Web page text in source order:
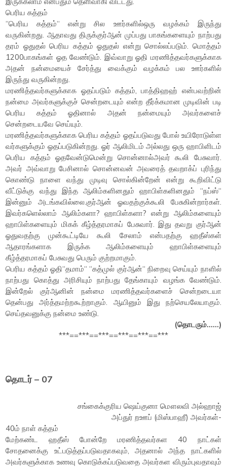
பெரிய கத்தம்
“பெரிய கத்தம்“ என்று சில ஊர்களில்ஒரு வழக்கம் இருந்து
வருகின்றது. ஆதாவது திருக்குர்ஆன் முப்பது பாகங்களையும் நாற்பது
தரம் ஓதுதல் பெரிய கத்தம் ஓதுதல் என்று சொல்லப்படும். மொத்தம்
1200பாகங்கள் ஓத வேண்டும். இவ்வாறு ஓதி மரணித்தவர்களுக்காக
அதன் நன்மையைச் சேர்த்து வைக்கும் வழக்கம் பல ஊர்களில்
இருந்து வருகின்றது.
மரணித்தவர்களுக்காக ஓதப்படும் கத்தம், பாத்திஹஹ் என்பவற்றின்
நன்மை அவர்களுக்குச் சென்றடையும் என்ற தீர்க்கமான முடிவின் படி
பெரிய கத்தம் ஓதினால் அதன் நன்மையும் அவர்களைச்
சென்றடையவே செய்யும்.
மரணித்தவர்களுக்காக பெரிய கத்தம் ஓதப்படுவது போல் உயிரோடுள்ள
வர்களுக்கும் ஓதப்படுகின்றது. ஓர் ஆலிமிடம் அல்லது ஒரு ஹாபிளிடம்
பெரிய கத்தம் ஓதவேன்டுமென்று சொன்னால்அவர் கூலி பேசுவார்.
அவர் அவ்வாறு பேசினால் சொன்னவன் அவரைத் தவறாக்ப் புரிந்து
கொண்டு நாளை வந்து முடிவு சொல்கின்றேன் என்று கூறிவிட்டு
வீட்டுக்கு வந்து இந்த ஆலிம்களினதும் ஹாபிள்களினதும் “நப்ஸ்“
இன்னும் அடங்கவில்லை.குர்ஆன் ஓவதற்குக்கூலி பேசுகின்றார்கள்.
இவர்களெல்லாம் ஆலிம்களா? ஹாபிள்களா? என்று ஆலிம்களையும்
ஹாபிள்களையும் மிகக் கீழ்த்தரமாகப் பேசுவார். இது தவறு குர்ஆன்
ஓதுவதற்கு முன்கூட்டியே கூலி சேலாம் என்பதற்கு ஹதீஸ்கள்
ஆதாரங்களாக இருக்க ஆலிம்களையும் ஹாபிள்களையும்
கீழ்த்தரமாகப் பேசுவது பெரும் குற்றமாகும்.
பெரிய கத்தம் ஓதி“தமாம்“ “கத்முல் குர்ஆன்“ நிறைவு செய்யும் நாளில்
நாற்பது கொத்து அரிசியும் நாற்பது தேங்காயும் வழங்க வேண்டும்.
இன்றேல் குர்ஆனின் நன்மை மரணித்தவர்களைச் சென்றடையா
தென்பது அர்த்தமற்றகூற்றாகும். ஆயினும் இது நற்செயலேயாகும்.
செய்தவனுக்கு நன்மை உண்டு.
(தொடரும்……)
***==***==***==***==***==***
தொடர் – 07
சங்கைக்குரிய ஷெய்குனா மௌலவி அல்ஹாஜ்
அப்துர் றஊப் (மிஸ்பாஹீ) அவர்கள்-
40ம் நாள் கத்தம்
மேற்கண்ட ஹதீஸ் போன்றே மரணித்தவர்கள 40 நாட்கள்
சோதனைக்கு உட்படுத்தப்படுவதாகவும், அதனால் அந்த நாட்களில்
அவர்களுக்காக உணவு கொடுக்கப்படுவதை அவர்கள விரும்புவதாவும்